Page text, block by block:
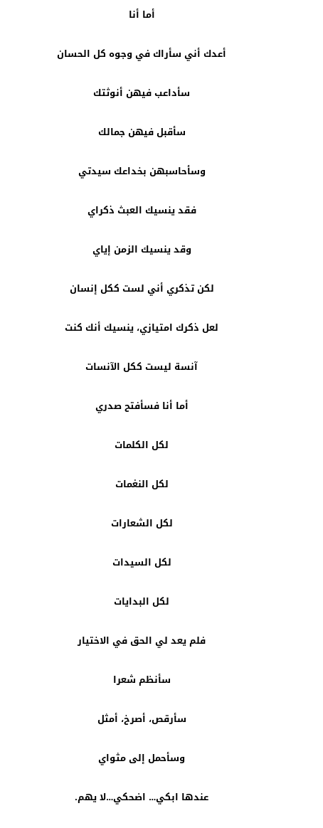
أما أنا
أعدك أني سأراك في وجوه كل الحسان
سأداعب فيهن أنوثتك
سأقبل فيهن جمالك
وسأحاسبهن بخداعك سيدتي
فقد ينسيك العبث ذكراي
وقد ينسيك الزمن إياي
لكن تذكري أني لست ككل إنسان
لعل ذكرك امتيازي، ينسيك أنك كنت
آنسة ليست ككل الآنسات
أما أنا فسأفتح صدري
لكل الكلمات
لكل النغمات
لكل الشعارات
لكل السيدات
لكل البدايات
فلم يعد لي الحق في الاختيار
سأنظم شعرا
سأرقص، أصرخ، أمثل
وسأحمل إلى مثواي
عندها ابكي… اضحكي…لا يهم.